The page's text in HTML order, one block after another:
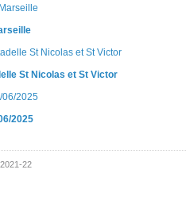
St Nicolas et St Victor
2025
22